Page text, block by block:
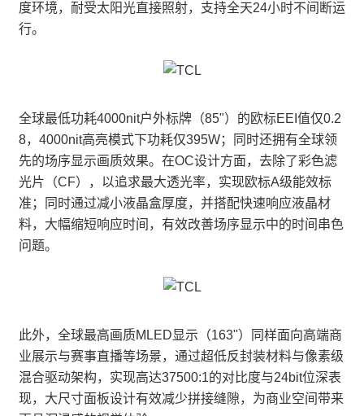
度环境，耐受太阳光直接照射，支持全天24小时不间断运
行。
全球最低功耗4000nit户外标牌（85"）的欧标EEI值仅0.2
8，4000nit高亮模式下功耗仅395W；同时还拥有全球领
先的场序显示画质效果。在OC设计方面，去除了彩色滤
光片（CF），以追求最大透光率，实现欧标A级能效标
准；同时通过减小液晶盒厚度，并搭配快速响应液晶材
料，大幅缩短响应时间，有效改善场序显示中的时间串色
问题。
此外，全球最高画质MLED显示（163"）同样面向高端商
业展示与赛事直播等场景，通过超低反封装材料与像素级
混合驱动架构，实现高达37500:1的对比度与24bit位深表
现，大尺寸面板设计有效减少拼接缝隙，为商业空间带来